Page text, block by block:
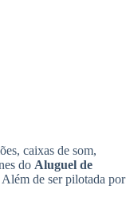
caixas de som,
do Aluguel de
de ser pilotada por